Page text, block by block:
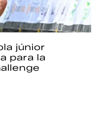
júnior
para la